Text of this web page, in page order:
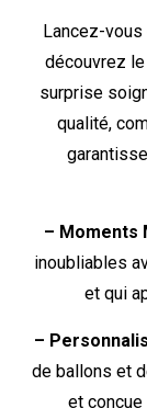
Lancez-vous
découvrez
surprise
qualité,
– Moments
inoubliables
et qui
–
de ballons et
et